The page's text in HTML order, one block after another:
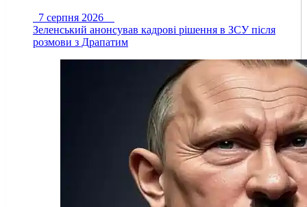
7 серпня 2026
Зеленський анонсував кадрові рішення в ЗСУ після
розмови з Драпатим